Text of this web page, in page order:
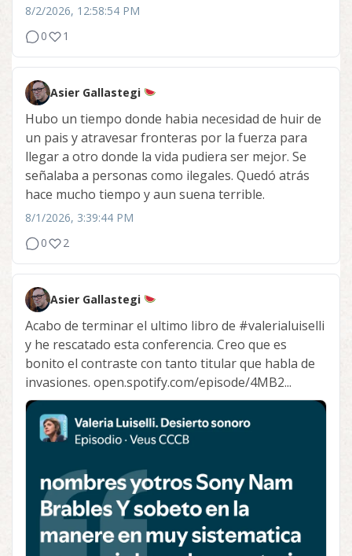
8/2/2026, 12:58:54 PM
0
1
Asier Gallastegi
Hubo un tiempo donde habia necesidad de huir de
un pais y atravesar fronteras por la fuerza para
llegar a otro donde la vida pudiera ser mejor. Se
señalaba a personas como ilegales. Quedó atrás
hace mucho tiempo y aun suena terrible.
8/1/2026, 3:39:44 PM
0
2
Asier Gallastegi
Acabo de terminar el ultimo libro de #valerialuiselli
y he rescatado esta conferencia. Creo que es
bonito el contraste con tanto titular que habla de
invasiones. open.spotify.com/episode/4MB2...